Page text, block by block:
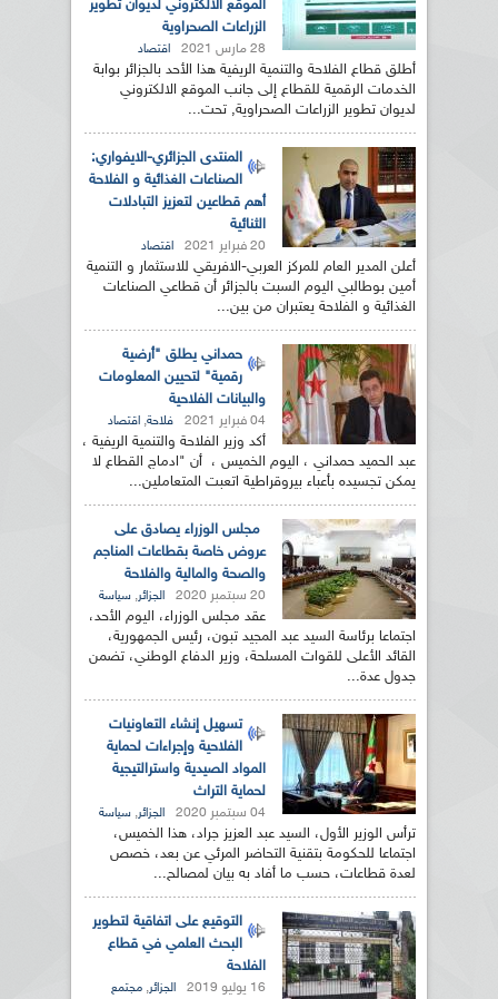
الموقع الالكتروني لديوان تطوير
الزراعات الصحراوية
28 مارس 2021 اقتصاد
أطلق قطاع الفلاحة والتنمية الريفية هذا الأحد بالجزائر بوابة
الخدمات الرقمية للقطاع إلى جانب الموقع الالكتروني
لديوان تطوير الزراعات الصحراوية, تحت...
المنتدى الجزائري-الايفواري:
الصناعات الغذائية و الفلاحة
أهم قطاعين لتعزيز التبادلات
الثنائية
20 فبراير 2021 اقتصاد
أعلن المدير العام للمركز العربي-الافريقي للاستثمار و التنمية
أمين بوطالبي اليوم السبت بالجزائر أن قطاعي الصناعات
الغذائية و الفلاحة يعتبران من بين...
حمداني يطلق "أرضية
رقمية" لتحيين المعلومات
والبيانات الفلاحية
04 فبراير 2021 فلاحة, اقتصاد
أكد وزير الفلاحة والتنمية الريفية ،
عبد الحميد حمداني ، اليوم الخميس ، أن "ادماج القطاع لا
يمكن تجسيده بأعباء بيروقراطية اتعبت المتعاملين...
مجلس الوزراء يصادق على
عروض خاصة بقطاعات المناجم
والصحة والمالية والفلاحة
20 سبتمبر 2020 الجزائر, سياسة
عقد مجلس الوزراء، اليوم الأحد،
اجتماعا برئاسة السيد عبد المجيد تبون، رئيس الجمهورية،
القائد الأعلى للقوات المسلحة، وزير الدفاع الوطني، تضمن
جدول عدة...
تسهيل إنشاء التعاونيات
الفلاحية وإجراءات لحماية
المواد الصيدية واسترالتيجية
لحماية التراث
04 سبتمبر 2020 الجزائر, سياسة
ترأس الوزير الأول، السيد عبد العزيز جراد، هذا الخميس،
اجتماعا للحكومة بتقنية التحاضر المرئي عن بعد، خصص
لعدة قطاعات، حسب ما أفاد به بيان لمصالح...
التوقيع على اتفاقية لتطوير
البحث العلمي في قطاع
الفلاحة
16 يوليو 2019 الجزائر, مجتمع